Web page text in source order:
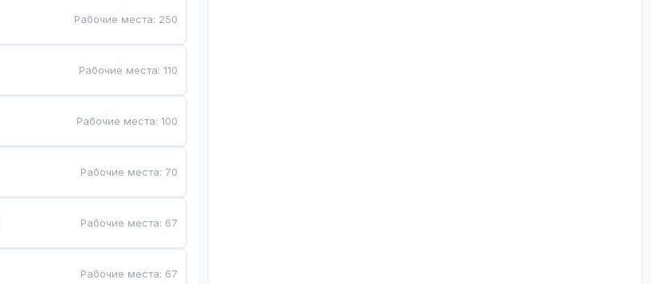
Рабочие места: 250
Рабочие места:110
Рабочие места:100
Рабочие места: 70
Рабочие места: 67
Рабочие места: 67